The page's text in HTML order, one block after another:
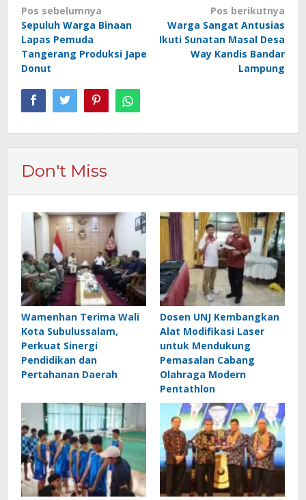
Navigasi
pos
Pos sebelumnya
Sepuluh Warga Binaan
Lapas Pemuda
Tangerang Produksi Jape
Donut
Pos berikutnya
Warga Sangat Antusias
Ikuti Sunatan Masal Desa
Way Kandis Bandar
Lampung
Don't Miss
Wamenhan Terima Wali
Kota Subulussalam,
Perkuat Sinergi
Pendidikan dan
Pertahanan Daerah
Dosen UNJ Kembangkan
Alat Modifikasi Laser
untuk Mendukung
Pemasalan Cabang
Olahraga Modern
Pentathlon